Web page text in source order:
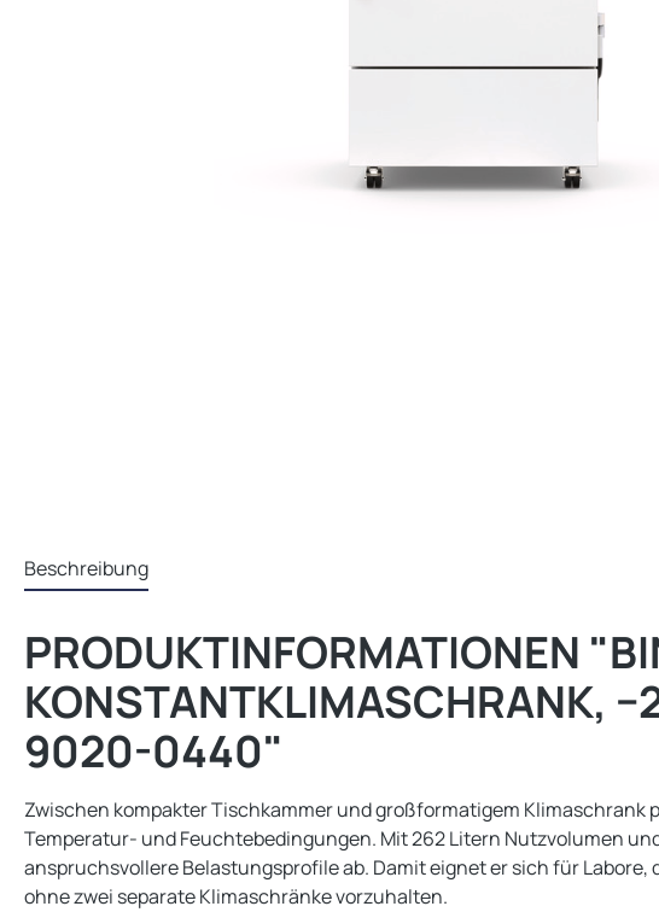
Beschreibung
PRODUKTINFORMATIONEN
KONSTANTKLIMASCHRANK,
9020-0440"
Zwischen kompakter Tischkammer und großformatigem
Temperatur- und Feuchtebedingungen. Mit 262 Litern Nutzvolumen
anspruchsvollere Belastungsprofile ab. Damit eignet er sich für
ohne zwei separate Klimaschränke vorzuhalten.